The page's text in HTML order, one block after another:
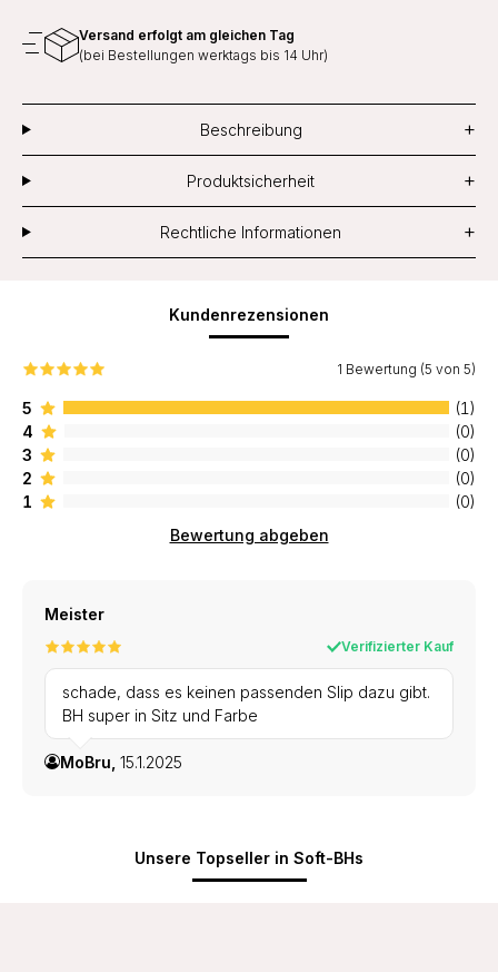
Versand erfolgt am gleichen Tag
(bei Bestellungen werktags bis 14 Uhr)
Beschreibung +
Produktsicherheit +
Rechtliche Informationen +
Kundenrezensionen
1 Bewertung (5 von 5)
5
(1)
4
(0)
3
(0)
2
(0)
1
(0)
Bewertung abgeben
Meister
Verifizierter Kauf
schade, dass es keinen passenden Slip dazu gibt.
BH super in Sitz und Farbe
MoBru, 15.1.2025
Unsere Topseller in Soft-BHs